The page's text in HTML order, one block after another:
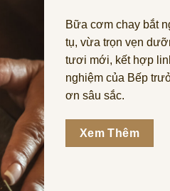
Bữa cơm chay bắt
tụ, vừa trọn vẹn
tươi mới, kết hợp
nghiệm của Bếp
ơn sâu sắc.
Xem Thêm